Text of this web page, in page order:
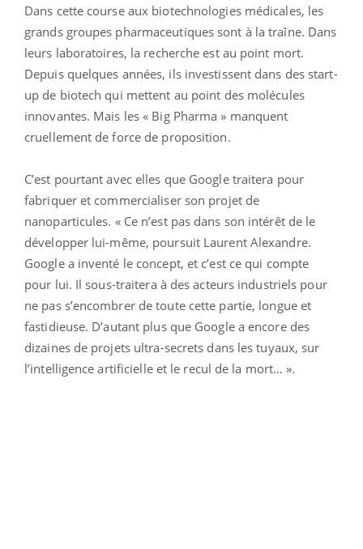
Dans cette course aux biotechnologies médicales, les
grands groupes pharmaceutiques sont à la traîne. Dans
leurs laboratoires, la recherche est au point mort.
Depuis quelques années, ils investissent dans des start-
up de biotech qui mettent au point des molécules
innovantes. Mais les « Big Pharma » manquent
cruellement de force de proposition.
C’est pourtant avec elles que Google traitera pour
fabriquer et commercialiser son projet de
nanoparticules. « Ce n’est pas dans son intérêt de le
développer lui-même, poursuit Laurent Alexandre.
Google a inventé le concept, et c’est ce qui compte
pour lui. Il sous-traitera à des acteurs industriels pour
ne pas s’encombrer de toute cette partie, longue et
fastidieuse. D’autant plus que Google a encore des
dizaines de projets ultra-secrets dans les tuyaux, sur
l’intelligence artificielle et le recul de la mort… ».